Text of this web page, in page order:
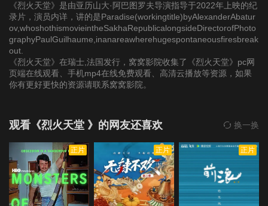
《烈火天堂》是由亚历山大·阿巴图罗夫导演指导于2022年上映的纪
录片，演员内详，讲的是Paradise(workingtitle)byAlexanderAbatur
ov,whoshothismovieintheSakhaRepublicalongsideDirectorofPhoto
graphyPaulGuilhaume,inanareawherehugespontaneousfiresbreak
out.
《烈火天堂》在瑞士,法国发行，窝窝影院收集了《烈火天堂》pc网
页端在线观看、手机mp4在线免费观看、高清云播放等资源，如果
你有更好更快的资源请联系窝窝影院。
观看《烈火天堂 》的网友还喜欢 换一换
正片 正片 正片